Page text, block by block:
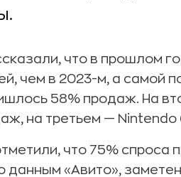
что в прошлом
чем в 2023-м, а самой
58% продаж. На
на третьем — Nintendo
что 75% спроса
данным «Авито»,